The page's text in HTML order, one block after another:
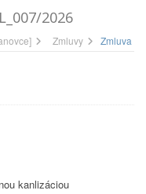
2026
Zmluvy Zmluva
kanlizáciou